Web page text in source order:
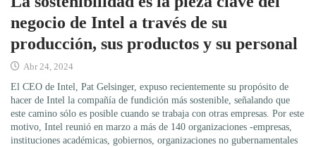
negocio de Intel a través de su
producción, sus productos y su personal
Abr 24, 2024
El CEO de Intel, Pat Gelsinger, expuso recientemente su propósito de
hacer de Intel la compañía de fundición más sostenible, señalando que
este camino sólo es posible cuando se trabaja con otras empresas. Por este
motivo, Intel reunió en marzo a más de 140 organizaciones -empresas,
instituciones académicas, gobiernos, organizaciones no gubernamentales